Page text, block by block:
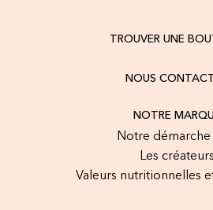
TROUVER UNE
NOUS
NOTRE
Notre démarche
Les créateurs
Valeurs nutritionnelles